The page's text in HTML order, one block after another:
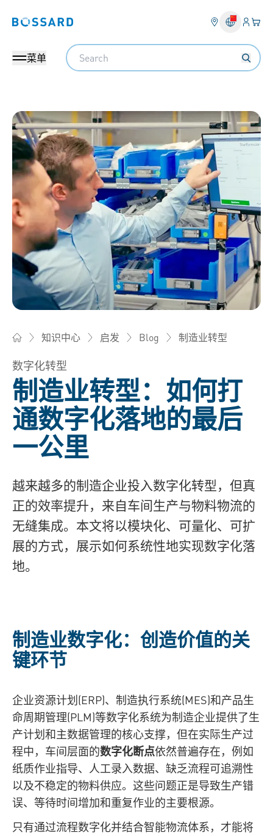
Bossard homepage 登入
您
菜单
Search
知识中心 启发 Blog 制造业转型
数字化转型
制造业转型：如何打
通数字化落地的最后
一公里
越来越多的制造企业投入数字化转型，但真
正的效率提升，来自车间生产与物料物流的
无缝集成。本文将以模块化、可量化、可扩
展的方式，展示如何系统性地实现数字化落
地。
制造业数字化：创造价值的关
键环节
企业资源计划(ERP)、制造执行系统(MES)和产品生
命周期管理(PLM)等数字化系统为制造企业提供了生
产计划和主数据管理的核心支撑，但在实际生产过
程中，车间层面的数字化断点依然普遍存在，例如
纸质作业指导、人工录入数据、缺乏流程可追溯性
以及不稳定的物料供应。这些问题正是导致生产错
误、等待时间增加和重复作业的主要根源。
只有通过流程数字化并结合智能物流体系，才能将